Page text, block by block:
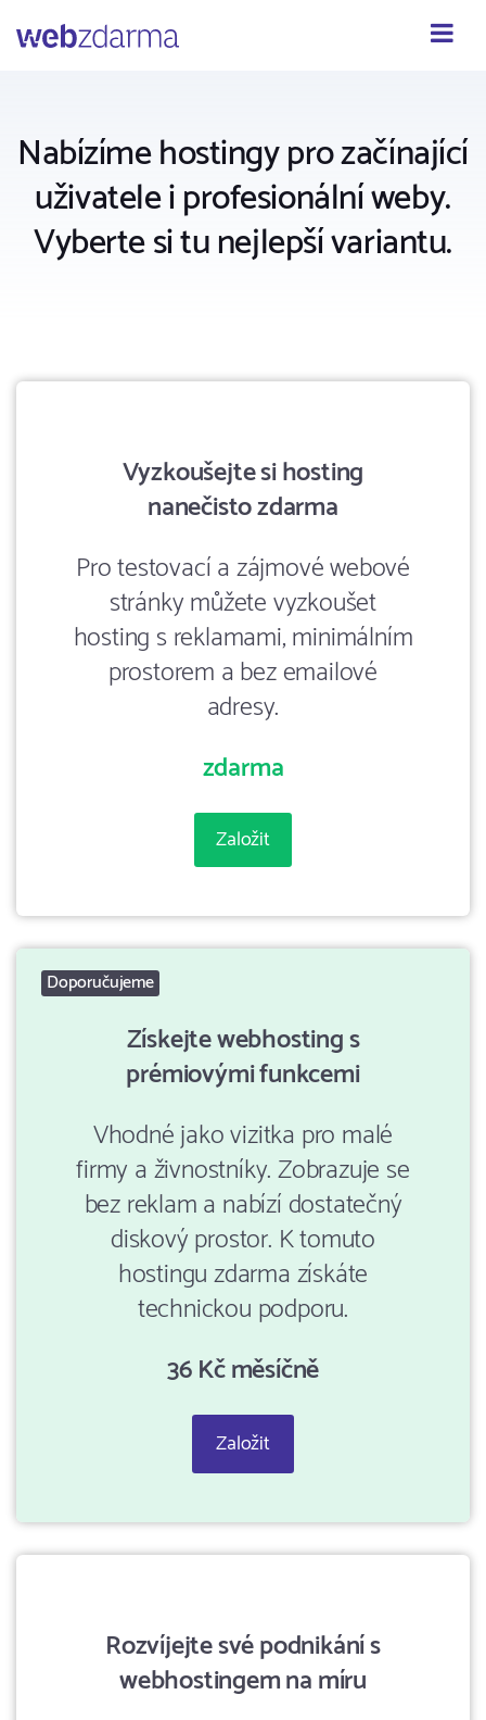
Nabízíme hostingy pro začínající
uživatele i profesionální weby.
Vyberte si tu nejlepší variantu.
Vyzkoušejte si hosting
nanečisto zdarma
Pro testovací a zájmové webové
stránky můžete vyzkoušet
hosting s reklamami, minimálním
prostorem a bez emailové
adresy.
zdarma
Založit
Doporučujeme
Získejte webhosting s
prémiovými funkcemi
Vhodné jako vizitka pro malé
firmy a živnostníky. Zobrazuje se
bez reklam a nabízí dostatečný
diskový prostor. K tomuto
hostingu zdarma získáte
technickou podporu.
36 Kč měsíčně
Založit
Rozvíjejte své podnikání s
webhostingem na míru